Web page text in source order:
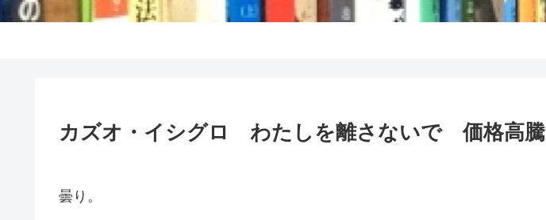
カズオ・イシグロ わたしを離さないで 価格高騰
曇り。